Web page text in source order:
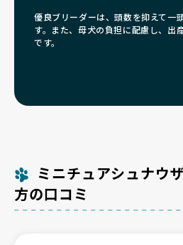
優良ブリーダーは、頭数を抑えて一
す。また、母犬の負担に配慮し、出
です。
ミニチュアシュナウ
方の口コミ